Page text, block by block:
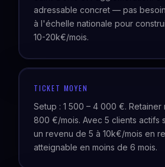
adressable concret — pas
à l'échelle nationale pour
10-20k€/mois.
TICKET MOYEN
Setup : 1 500 – 4 000 €. Retainer
800 €/mois. Avec 5 clients actifs
un revenu de 5 à 10k€/mois en
atteignable en moins de 6 mois.